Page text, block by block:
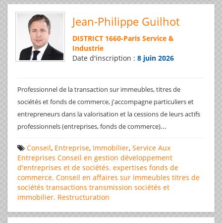
Jean-Philippe Guilhot
DISTRICT 1660-Paris Service &
Industrie
Date d'inscription : 8 juin 2026
Professionnel de la transaction sur immeubles, titres de
sociétés et fonds de commerce, j'accompagne particuliers et
entrepreneurs dans la valorisation et la cessions de leurs actifs
professionnels (entreprises, fonds de commerce)...
Conseil, Entreprise, Immobilier, Service Aux
Entreprises Conseil en gestion développement
d'entreprises et de sociétés. expertises fonds de
commerce. Conseil en affaires sur immeubles titres de
sociétés transactions transmission sociétés et
immobilier. Restructuration